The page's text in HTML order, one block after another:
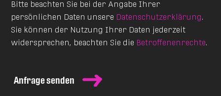
Bitte beachten Sie bei der Angabe Ihrer
persönlichen Daten unsere Datenschutzerklärung.
Sie können der Nutzung Ihrer Daten jederzeit
widersprechen, beachten Sie die Betroffenenrechte.
Anfrage senden